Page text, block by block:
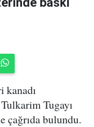
kanadı
Tugayı
bulundu.